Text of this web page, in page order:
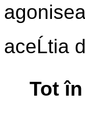
aceĹtia
Tot